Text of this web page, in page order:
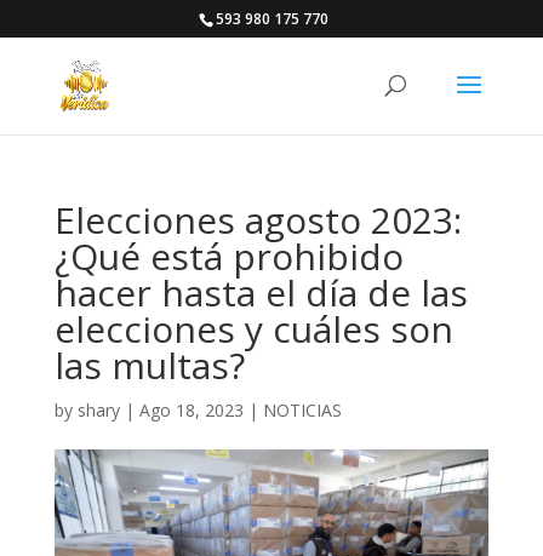
593 980 175 770
Elecciones agosto 2023:
¿Qué está prohibido
hacer hasta el día de las
elecciones y cuáles son
las multas?
by shary| Ago 18, 2023 | NOTICIAS